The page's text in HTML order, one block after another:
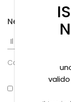
Newsletter
Compleanno